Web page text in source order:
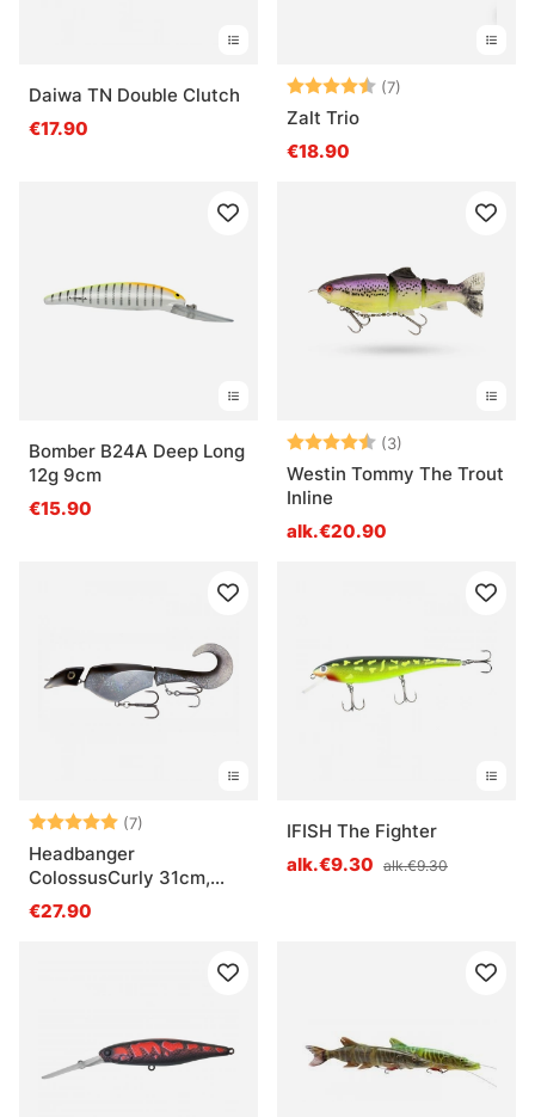
Daiwa TN Double Clutch
€17.90
Arvio: (7)
Zalt Trio
€18.90
Bomber B24A Deep Long
12g 9cm
€15.90
Arvio: (3)
Westin Tommy The Trout
Inline
alk.€20.90
Arvio: (7)
5.0 5:sta tähdestä
Headbanger
ColossusCurly 31cm,
170g
€27.90
IFISH The Fighter
alk.€9.30 alk.€9.30